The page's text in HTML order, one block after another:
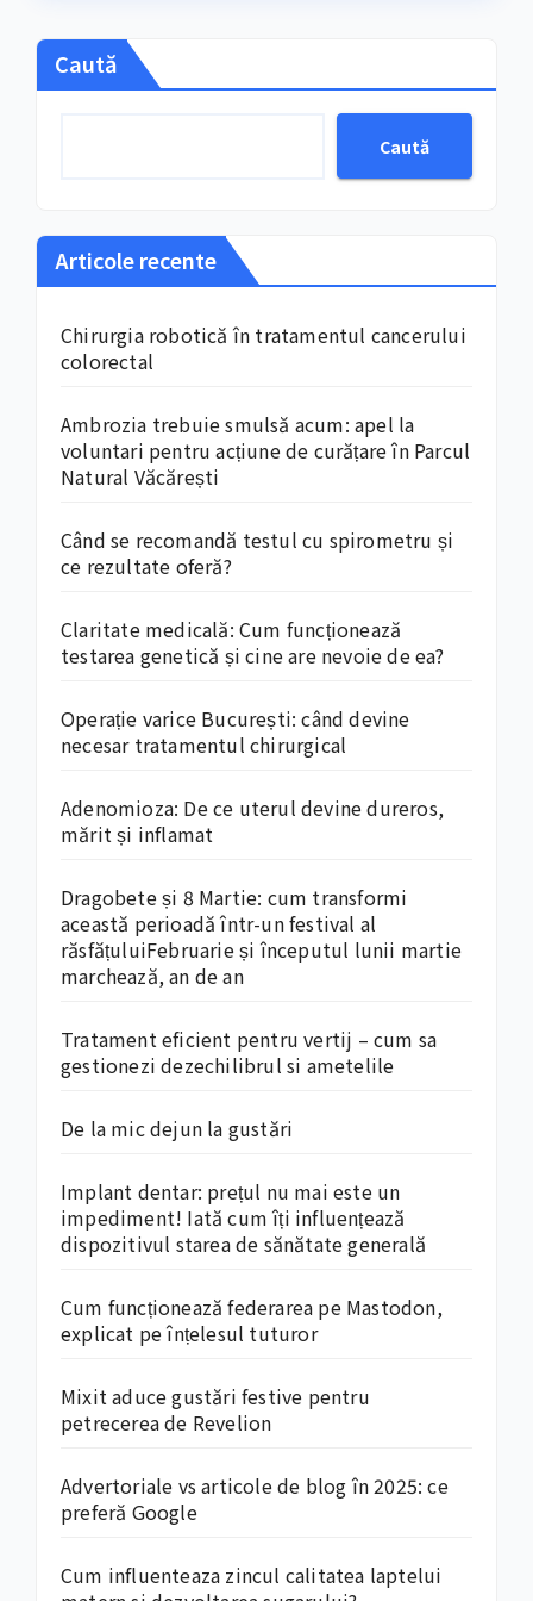
Caută
Caută
Articole recente
Chirurgia robotică în tratamentul cancerului
colorectal
Ambrozia trebuie smulsă acum: apel la
voluntari pentru acțiune de curățare în Parcul
Natural Văcărești
Când se recomandă testul cu spirometru și
ce rezultate oferă?
Claritate medicală: Cum funcționează
testarea genetică și cine are nevoie de ea?
Operație varice București: când devine
necesar tratamentul chirurgical
Adenomioza: De ce uterul devine dureros,
mărit și inflamat
Dragobete și 8 Martie: cum transformi
această perioadă într-un festival al
răsfățuluiFebruarie și începutul lunii martie
marchează, an de an
Tratament eficient pentru vertij – cum sa
gestionezi dezechilibrul si ametelile
De la mic dejun la gustări
Implant dentar: prețul nu mai este un
impediment! Iată cum îți influențează
dispozitivul starea de sănătate generală
Cum funcționează federarea pe Mastodon,
explicat pe înțelesul tuturor
Mixit aduce gustări festive pentru
petrecerea de Revelion
Advertoriale vs articole de blog în 2025: ce
preferă Google
Cum influenteaza zincul calitatea laptelui